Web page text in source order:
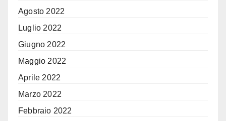
Agosto 2022
Luglio 2022
Giugno 2022
Maggio 2022
Aprile 2022
Marzo 2022
Febbraio 2022